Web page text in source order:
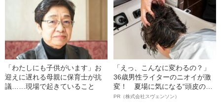
「わたしにも子供がいます」お
迎えに遅れる母親に保育士が抗
議……現場で起きていること
「えっ、こんなに変わるの？」
36歳男性ライターのニオイが激
変！ 夏場に気になる“頭皮のニ
オイ”や“ベタつき”を解消す
PR（株式会社スヴェンソン）